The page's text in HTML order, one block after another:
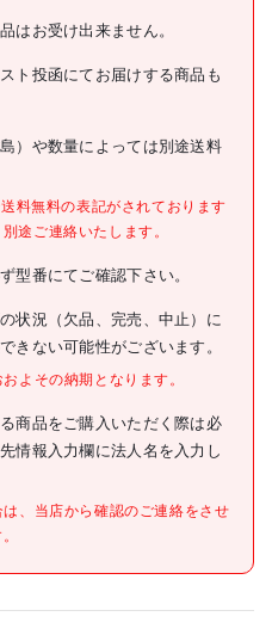
KITO チェーンブロックM3
形用部品 ワリピン 3X18
J1PW01-030018
●品名:ワリピン 3×18
●適合機種:M3、TS2、
1/2t)
はお受け出来ません。
ト投函にてお届けする商品も
）や数量によっては別途送料
料無料の表記がされております
途ご連絡いたします。
型番にてご確認下さい。
状況（欠品、完売、中止）に
きない可能性がございます。
よその納期となります。
商品をご購入いただく際は必
情報入力欄に法人名を入力し
、当店から確認のご連絡をさせ